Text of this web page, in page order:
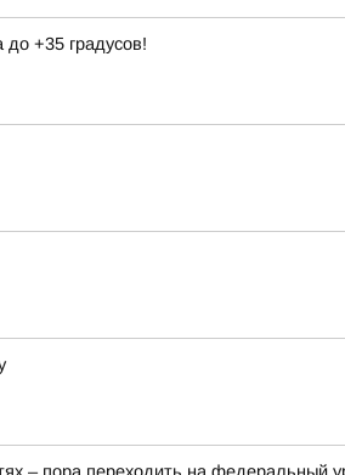
+35 градусов!